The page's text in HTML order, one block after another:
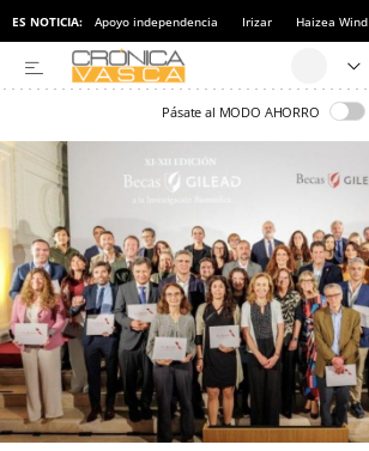
ES NOTICIA: Apoyo independencia Irizar Haizea Wind
Pásate al MODO AHORRO